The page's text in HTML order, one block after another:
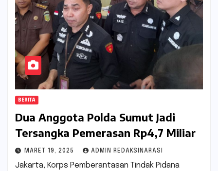
BERITA
Dua Anggota Polda Sumut Jadi
Tersangka Pemerasan Rp4,7 Miliar
MARET 19, 2025 ADMIN REDAKSINARASI
Jakarta, Korps Pemberantasan Tindak Pidana